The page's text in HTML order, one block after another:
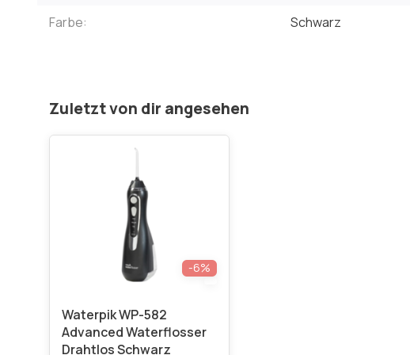
Farbe: Schwarz
Zuletzt von dir angesehen
-6%
Waterpik WP-582
Advanced Waterflosser
Drahtlos Schwarz